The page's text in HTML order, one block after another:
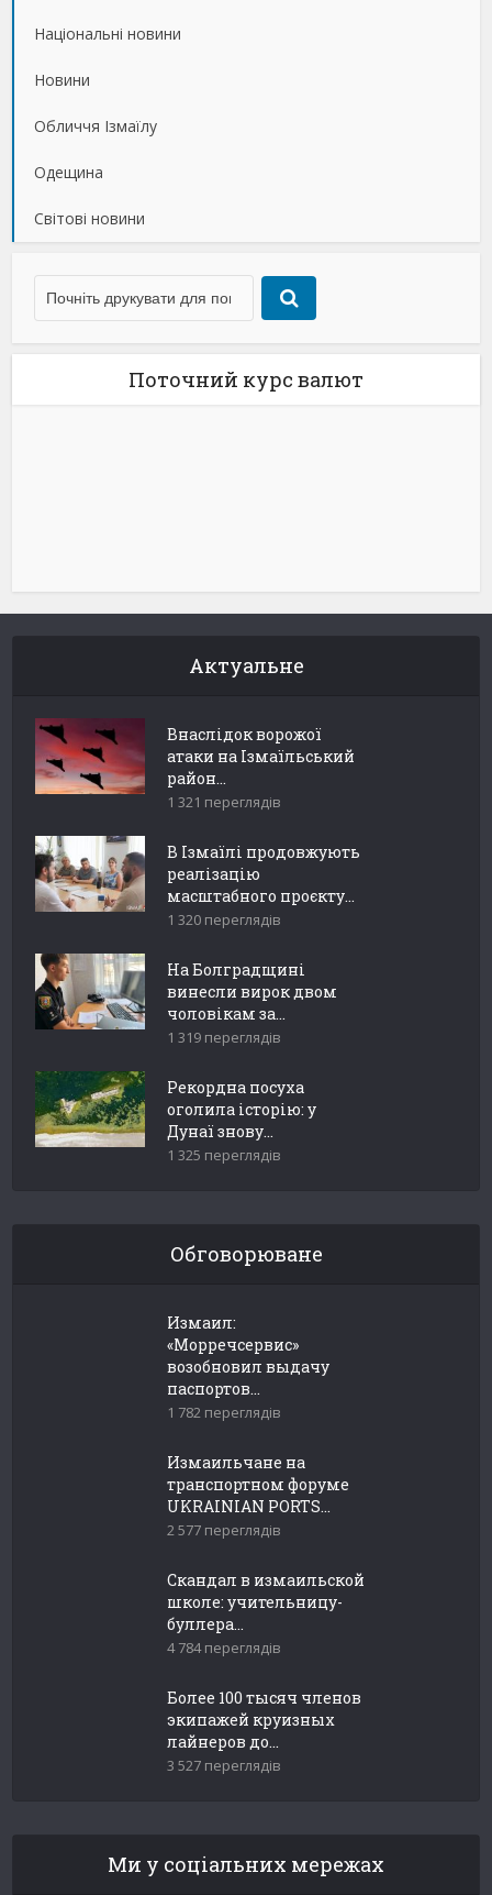
Національні новини
Новини
Обличчя Ізмаїлу
Одещина
Світові новини
Поточний курс валют
Актуальне
Внаслідок ворожої
атаки на Ізмаїльський
район...
1 321 переглядів
В Ізмаїлі продовжують
реалізацію
масштабного проєкту...
1 320 переглядів
На Болградщині
винесли вирок двом
чоловікам за...
1 319 переглядів
Рекордна посуха
оголила історію: у
Дунаї знову...
1 325 переглядів
Обговорюване
Измаил:
«Морречсервис»
возобновил выдачу
паспортов...
1 782 переглядів
Измаильчане на
транспортном форуме
UKRAINIAN PORTS...
2 577 переглядів
Скандал в измаильской
школе: учительницу-
буллера...
4 784 переглядів
Более 100 тысяч членов
экипажей круизных
лайнеров до...
3 527 переглядів
Ми у соціальних мережах